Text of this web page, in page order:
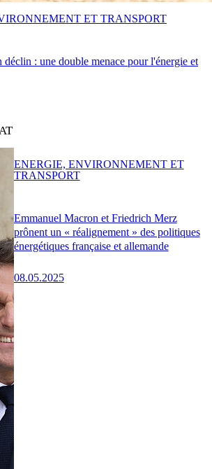
déclin : une double menace pour l'énergie et
ET TRANSPORT
Emmanuel Macron et Friedrich Merz
prônent un « réalignement » des politiques
énergétiques française et allemande
08.05.2025
ENERGIE, ENVIRONNEMENT ET
TRANSPORT